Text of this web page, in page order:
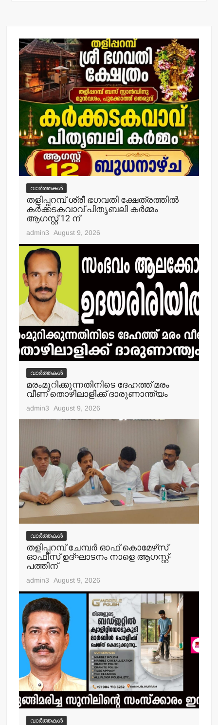
വാർത്തകൾ
തളിപ്പറമ്പ് ശ്രീ ഭഗവതി ക്ഷേത്രത്തില്‍
കര്‍ക്കടകവാവ് പിതൃബലി കര്‍മ്മം
ആഗസ്റ്റ് 12 ന്
admin3 August 9, 2026
വാർത്തകൾ
മരംമുറിക്കുന്നതിനിടെ ദേഹത്ത് മരം
വീണ് തൊഴിലാളിക്ക് ദാരുണാന്ത്യം
admin3 August 9, 2026
വാർത്തകൾ
തളിപ്പറമ്പ് ചേമ്പര്‍ ഓഫ് കൊമേഴ്‌സ്
ഓഫീസ് ഉദ്ഘാടനം നാളെ ആഗസ്റ്റ്-
പത്തിന്
admin3 August 9, 2026
വാർത്തകൾ